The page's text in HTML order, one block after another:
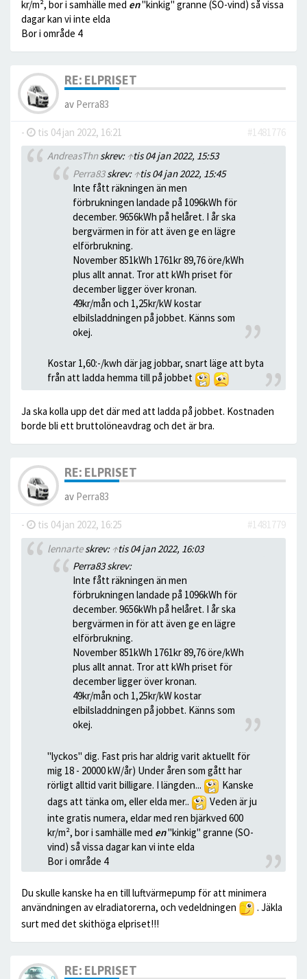
kr/m², bor i samhälle med en"kinkig" granne (SO-vind) så vissa
dagar kan vi inte elda
Bor i område 4
RE: ELPRISET
av Perra83
- tis 04 jan 2022, 16:21
#1481776
AndreasThnskrev: ↑tis 04 jan 2022, 15:53
Perra83skrev: ↑tis 04 jan 2022, 15:45
Inte fått räkningen än men
förbrukningen landade på 1096kWh för
december. 9656kWh på helåret. I år ska
bergvärmen in för att även ge en lägre
elförbrukning.
November 851kWh 1761kr 89,76 öre/kWh
plus allt annat. Tror att kWh priset för
december ligger över kronan.
49kr/mån och 1,25kr/kW kostar
elbilsladdningen på jobbet. Känns som
okej.
Kostar 1,60:-/kwh där jag jobbar, snart läge att byta
från att ladda hemma till på jobbet
Ja ska kolla upp det där med att ladda på jobbet. Kostnaden
borde bli ett bruttolöneavdrag och det är bra.
RE: ELPRISET
av Perra83
- tis 04 jan 2022, 16:25
#1481779
lennarteskrev: ↑tis 04 jan 2022, 16:03
Perra83 skrev:
Inte fått räkningen än men
förbrukningen landade på 1096kWh för
december. 9656kWh på helåret. I år ska
bergvärmen in för att även ge en lägre
elförbrukning.
November 851kWh 1761kr 89,76 öre/kWh
plus allt annat. Tror att kWh priset för
december ligger över kronan.
49kr/mån och 1,25kr/kW kostar
elbilsladdningen på jobbet. Känns som
okej.
"lyckos" dig. Fast pris har aldrig varit aktuellt för
mig 18 - 20000 kW/år) Under åren som gått har
rörligt alltid varit billigare. I längden...
Kanske
dags att tänka om, eller elda mer..
Veden är ju
inte gratis numera, eldar med ren bjärkved 600
kr/m², bor i samhälle med en"kinkig" granne (SO-
vind) så vissa dagar kan vi inte elda
Bor i område 4
Du skulle kanske ha en till luftvärmepump för att minimera
användningen av elradiatorerna, och vedeldningen
. Jäkla
surt med det skithöga elpriset!!!
RE: ELPRISET